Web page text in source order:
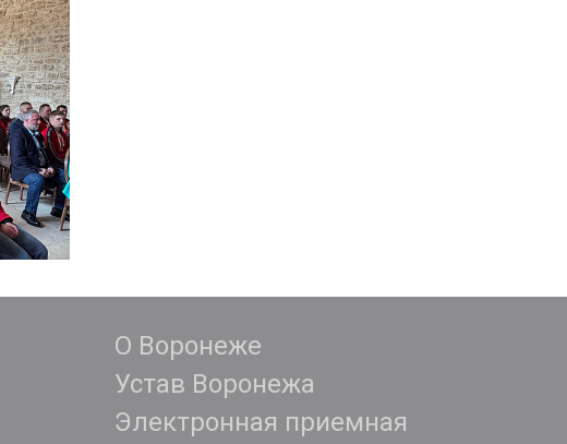
О Воронеже
Устав Воронежа
Электронная приемная